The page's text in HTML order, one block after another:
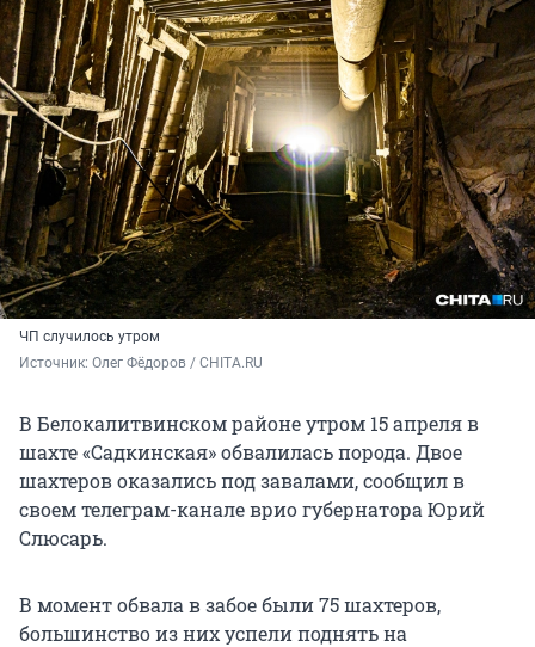
ЧП случилось утром
Источник: Олег Фёдоров / CHITA.RU
В Белокалитвинском районе утром 15 апреля в
шахте «Садкинская» обвалилась порода. Двое
шахтеров оказались под завалами, сообщил в
своем телеграм-канале врио губернатора Юрий
Слюсарь.
В момент обвала в забое были 75 шахтеров,
большинство из них успели поднять на